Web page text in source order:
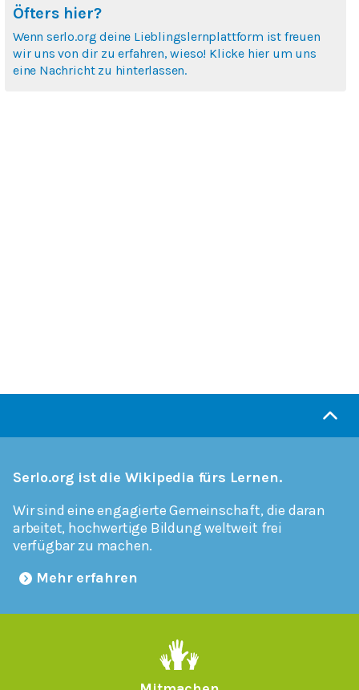
Öfters hier?
Wenn serlo.org deine Lieblingslernplattform ist freuen
wir uns von dir zu erfahren, wieso! Klicke hier um uns
eine Nachricht zu hinterlassen.
Serlo.org ist die Wikipedia fürs Lernen.
Wir sind eine engagierte Gemeinschaft, die daran
arbeitet, hochwertige Bildung weltweit frei
verfügbar zu machen.
Mehr erfahren